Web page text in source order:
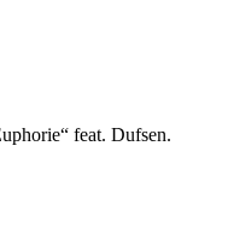
feat. Dufsen.